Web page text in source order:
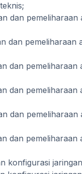
dan
dan
dan
dan
dan
dan
konfigurasi